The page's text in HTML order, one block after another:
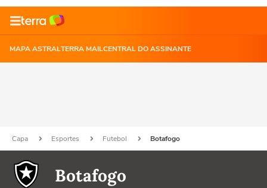
MAPA ASTRALTERRA MAILCENTRAL DO ASSINANTE
Capa Esportes Futebol Botafogo
Botafogo